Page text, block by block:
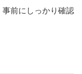
前にしっかり確認